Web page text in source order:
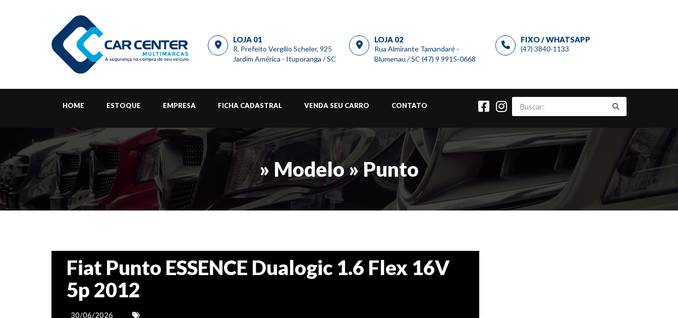
LOJA 01
R. Prefeito Vergilio Scheler, 925
Jardim América - Ituporanga / SC
LOJA 02
Rua Almirante Tamandaré -
Blumenau / SC (47) 9 9915-0668
FIXO / WHATSAPP
(47) 3840-1133
HOME ESTOQUE EMPRESA FICHA CADASTRAL VENDA SEU CARRO CONTATO
» Modelo » Punto
Fiat Punto ESSENCE Dualogic 1.6 Flex 16V
5p 2012
30/06/2026